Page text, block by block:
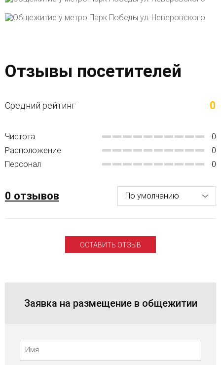
Отзывы посетителей
Средний рейтинг 0
Чистота
0
Расположение
0
Персонал
0
0 отзывов
ОСТАВИТЬ ОТЗЫВ
Заявка на размещение в общежитии